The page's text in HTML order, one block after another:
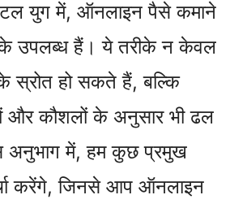
युग में, ऑनलाइन पैसे कमाने
उपलब्ध हैं। ये तरीके न केवल
स्रोत हो सकते हैं, बल्कि
और कौशलों के अनुसार भी ढल
में, हम कुछ प्रमुख
करेंगे, जिनसे आप ऑनलाइन